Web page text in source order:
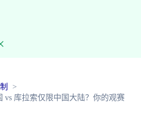
vs 库拉索仅限中国大陆？你的观赛